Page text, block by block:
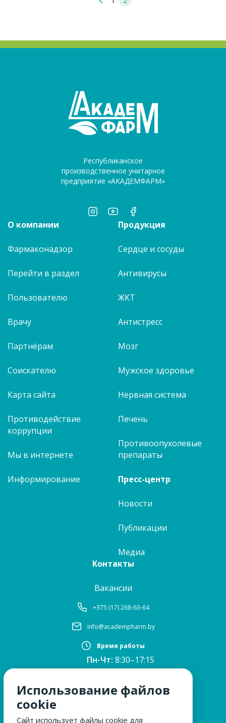
Республиканское
производственное унитарное
предприятие «АКАДЕМФАРМ»
О компании
Фармаконадзор
Перейти в раздел
Пользователю
Врачу
Партнёрам
Соискателю
Карта сайта
Противодействие
коррупции
Мы в интернете
Информирование
Продукция
Сердце и сосуды
Антивирусы
ЖКТ
Антистресс
Мозг
Мужское здоровье
Нервная система
Печень
Противоопухолевые
препараты
Пресс-центр
Новости
Публикации
Медиа
Контакты
Вакансии
+375 (17) 268-63-64
info@academpharm.by
Время работы
Пн-Чт: 8:30–17:15
ПТ:8:30–16:00
12:30–13:00
Сб, Вс:выходные
Использование файлов
cookie
Сайт использует файлы cookie для